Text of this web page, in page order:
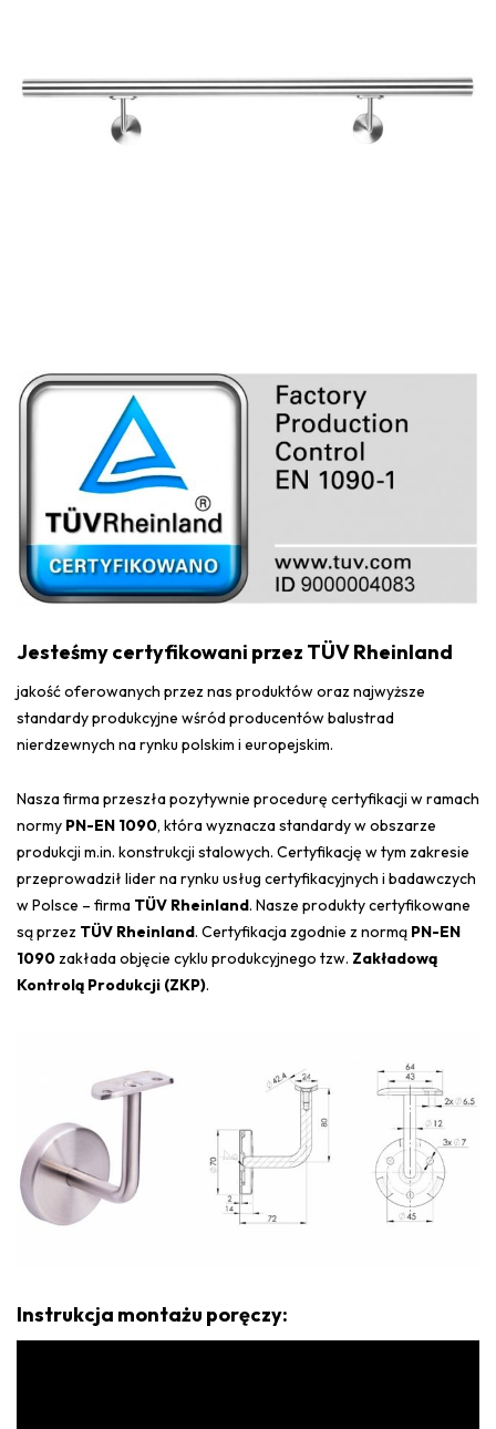
Jesteśmy certyfikowani przez TÜV Rheinland
jakość oferowanych przez nas produktów oraz najwyższe
standardy produkcyjne wśród producentów balustrad
nierdzewnych na rynku polskim i europejskim.
Nasza firma przeszła pozytywnie procedurę certyfikacji w ramach
normy PN-EN 1090, która wyznacza standardy w obszarze
produkcji m.in. konstrukcji stalowych. Certyfikację w tym zakresie
przeprowadził lider na rynku usług certyfikacyjnych i badawczych
w Polsce – firma TÜV Rheinland. Nasze produkty certyfikowane
są przez TÜV Rheinland. Certyfikacja zgodnie z normą PN-EN
1090zakłada objęcie cyklu produkcyjnego tzw. Zakładową
Kontrolą Produkcji (ZKP).
Instrukcja montażu poręczy: